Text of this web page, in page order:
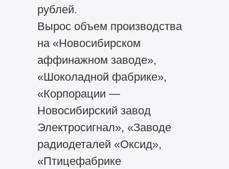
рублей.
Вырос объем производства
на «Новосибирском
аффинажном заводе»,
«Шоколадной фабрике»,
«Корпорации —
Новосибирский завод
Электросигнал», «Заводе
радиодеталей «Оксид»,
«Птицефабрике